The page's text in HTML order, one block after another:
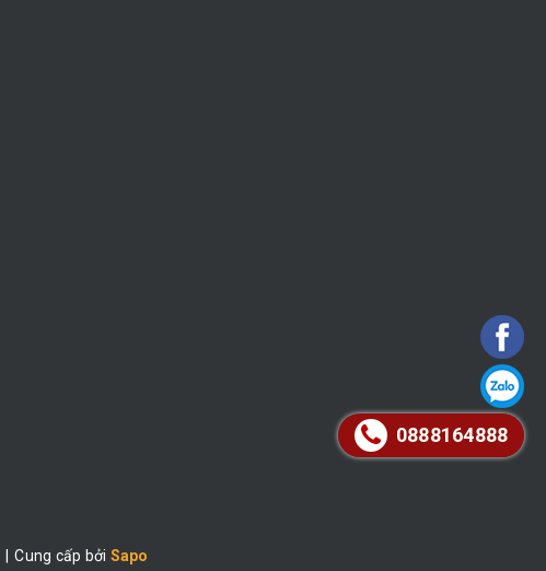
Cung cấp bởi Sapo
0888164888